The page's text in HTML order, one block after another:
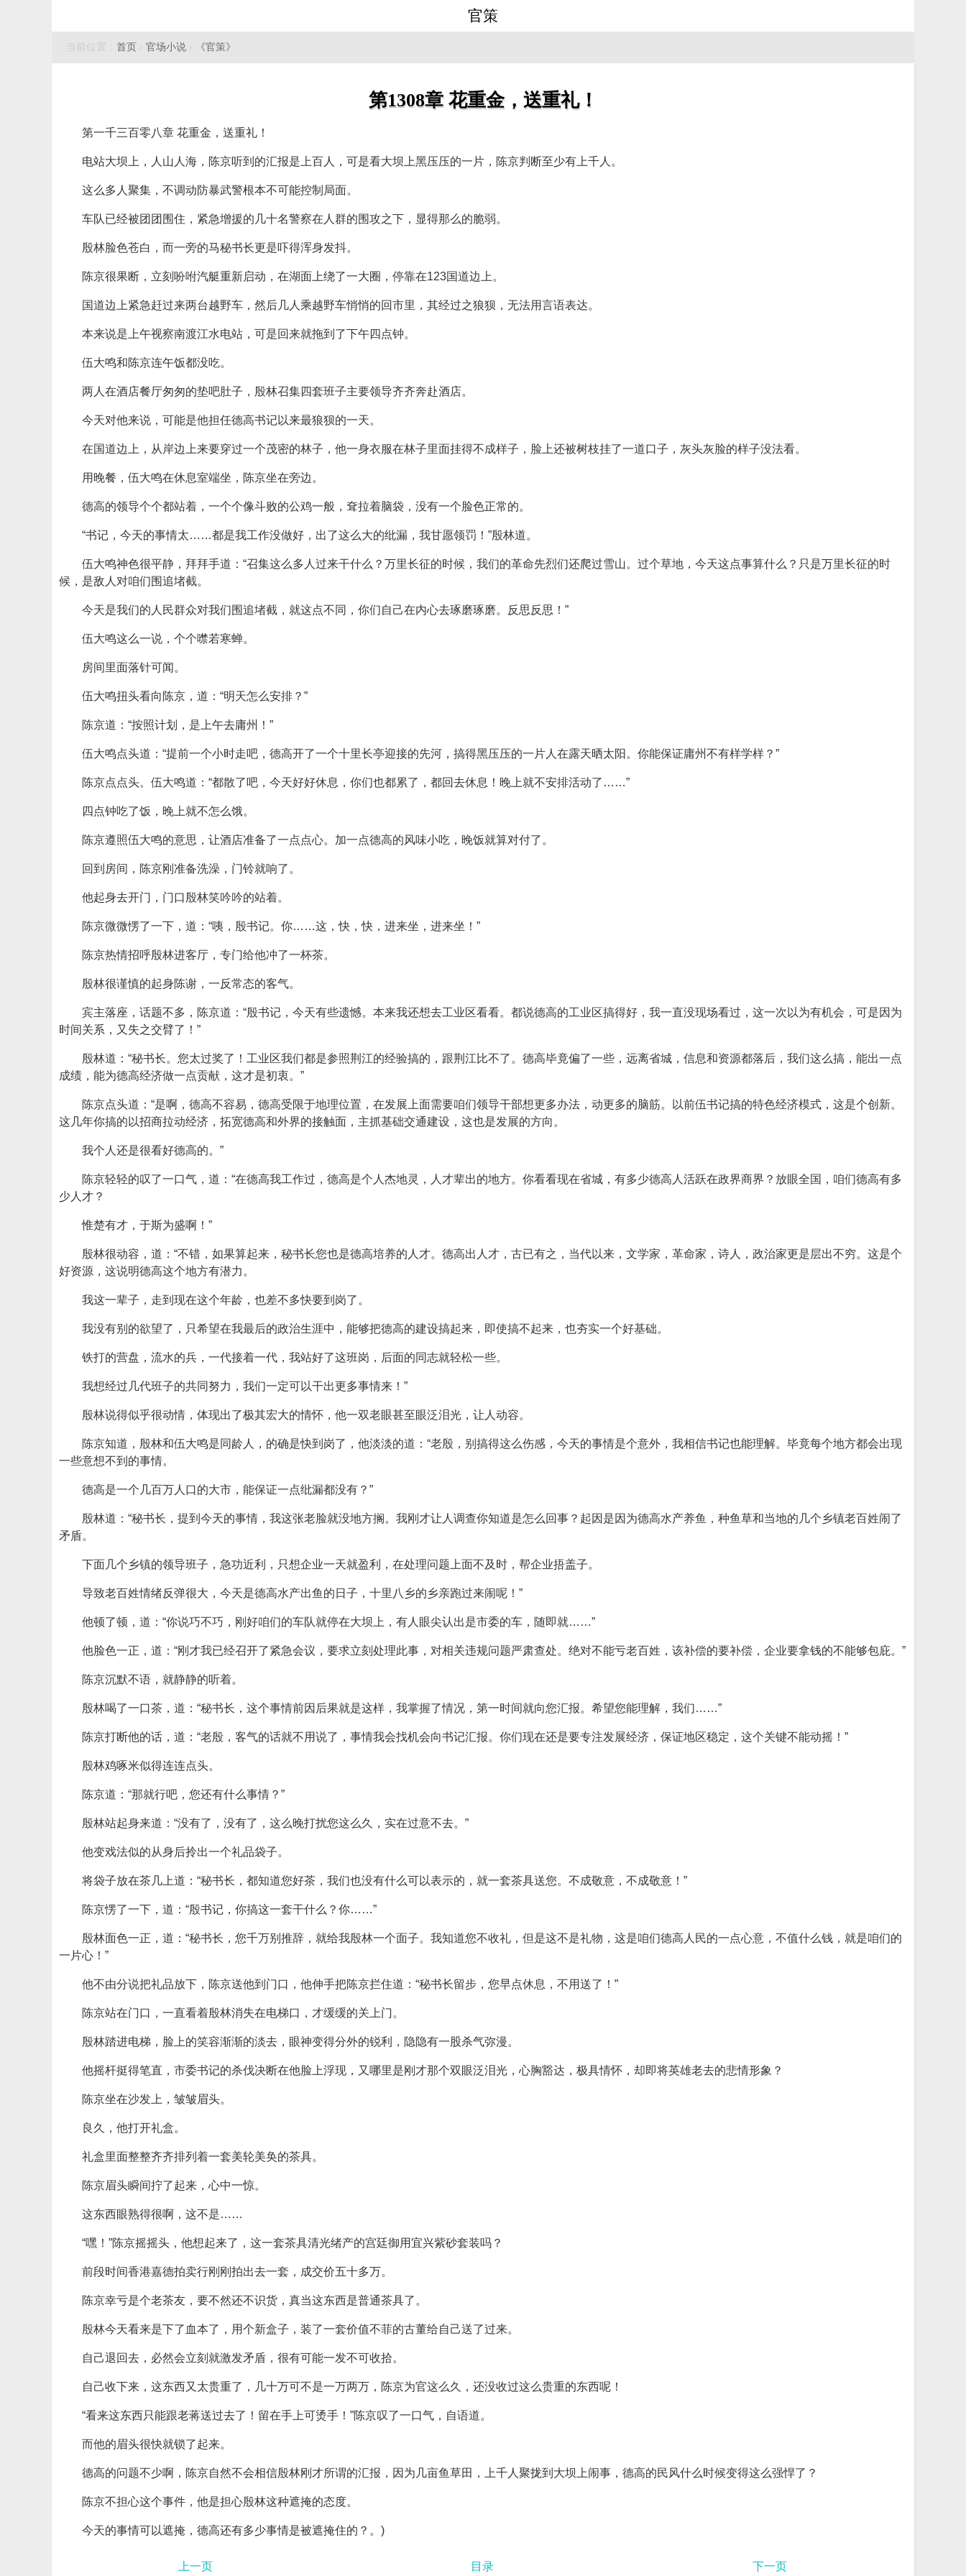
官策
当前位置： 首页 › 官场小说 › 《官策》
第1308章 花重金，送重礼！
第一千三百零八章 花重金，送重礼！
电站大坝上，人山人海，陈京听到的汇报是上百人，可是看大坝上黑压压的一片，陈京判断至少有上千人。
这么多人聚集，不调动防暴武警根本不可能控制局面。
车队已经被团团围住，紧急增援的几十名警察在人群的围攻之下，显得那么的脆弱。
殷林脸色苍白，而一旁的马秘书长更是吓得浑身发抖。
陈京很果断，立刻吩咐汽艇重新启动，在湖面上绕了一大圈，停靠在123国道边上。
国道边上紧急赶过来两台越野车，然后几人乘越野车悄悄的回市里，其经过之狼狈，无法用言语表达。
本来说是上午视察南渡江水电站，可是回来就拖到了下午四点钟。
伍大鸣和陈京连午饭都没吃。
两人在酒店餐厅匆匆的垫吧肚子，殷林召集四套班子主要领导齐齐奔赴酒店。
今天对他来说，可能是他担任德高书记以来最狼狈的一天。
在国道边上，从岸边上来要穿过一个茂密的林子，他一身衣服在林子里面挂得不成样子，脸上还被树枝挂了一道口子，灰头灰脸的样子没法看。
用晚餐，伍大鸣在休息室端坐，陈京坐在旁边。
德高的领导个个都站着，一个个像斗败的公鸡一般，耷拉着脑袋，没有一个脸色正常的。
“书记，今天的事情太……都是我工作没做好，出了这么大的纰漏，我甘愿领罚！”殷林道。
伍大鸣神色很平静，拜拜手道：“召集这么多人过来干什么？万里长征的时候，我们的革命先烈们还爬过雪山。过个草地，今天这点事算什么？只是万里长征的时
候，是敌人对咱们围追堵截。
今天是我们的人民群众对我们围追堵截，就这点不同，你们自己在内心去琢磨琢磨。反思反思！”
伍大鸣这么一说，个个噤若寒蝉。
房间里面落针可闻。
伍大鸣扭头看向陈京，道：“明天怎么安排？”
陈京道：“按照计划，是上午去庸州！”
伍大鸣点头道：“提前一个小时走吧，德高开了一个十里长亭迎接的先河，搞得黑压压的一片人在露天晒太阳。你能保证庸州不有样学样？”
陈京点点头。伍大鸣道：“都散了吧，今天好好休息，你们也都累了，都回去休息！晚上就不安排活动了……”
四点钟吃了饭，晚上就不怎么饿。
陈京遵照伍大鸣的意思，让酒店准备了一点点心。加一点德高的风味小吃，晚饭就算对付了。
回到房间，陈京刚准备洗澡，门铃就响了。
他起身去开门，门口殷林笑吟吟的站着。
陈京微微愣了一下，道：“咦，殷书记。你……这，快，快，进来坐，进来坐！”
陈京热情招呼殷林进客厅，专门给他冲了一杯茶。
殷林很谨慎的起身陈谢，一反常态的客气。
宾主落座，话题不多，陈京道：“殷书记，今天有些遗憾。本来我还想去工业区看看。都说德高的工业区搞得好，我一直没现场看过，这一次以为有机会，可是因为
时间关系，又失之交臂了！”
殷林道：“秘书长。您太过奖了！工业区我们都是参照荆江的经验搞的，跟荆江比不了。德高毕竟偏了一些，远离省城，信息和资源都落后，我们这么搞，能出一点
成绩，能为德高经济做一点贡献，这才是初衷。”
陈京点头道：“是啊，德高不容易，德高受限于地理位置，在发展上面需要咱们领导干部想更多办法，动更多的脑筋。以前伍书记搞的特色经济模式，这是个创新。
这几年你搞的以招商拉动经济，拓宽德高和外界的接触面，主抓基础交通建设，这也是发展的方向。
我个人还是很看好德高的。”
陈京轻轻的叹了一口气，道：“在德高我工作过，德高是个人杰地灵，人才辈出的地方。你看看现在省城，有多少德高人活跃在政界商界？放眼全国，咱们德高有多
少人才？
惟楚有才，于斯为盛啊！”
殷林很动容，道：“不错，如果算起来，秘书长您也是德高培养的人才。德高出人才，古已有之，当代以来，文学家，革命家，诗人，政治家更是层出不穷。这是个
好资源，这说明德高这个地方有潜力。
我这一辈子，走到现在这个年龄，也差不多快要到岗了。
我没有别的欲望了，只希望在我最后的政治生涯中，能够把德高的建设搞起来，即使搞不起来，也夯实一个好基础。
铁打的营盘，流水的兵，一代接着一代，我站好了这班岗，后面的同志就轻松一些。
我想经过几代班子的共同努力，我们一定可以干出更多事情来！”
殷林说得似乎很动情，体现出了极其宏大的情怀，他一双老眼甚至眼泛泪光，让人动容。
陈京知道，殷林和伍大鸣是同龄人，的确是快到岗了，他淡淡的道：“老殷，别搞得这么伤感，今天的事情是个意外，我相信书记也能理解。毕竟每个地方都会出现
一些意想不到的事情。
德高是一个几百万人口的大市，能保证一点纰漏都没有？”
殷林道：“秘书长，提到今天的事情，我这张老脸就没地方搁。我刚才让人调查你知道是怎么回事？起因是因为德高水产养鱼，种鱼草和当地的几个乡镇老百姓闹了
矛盾。
下面几个乡镇的领导班子，急功近利，只想企业一天就盈利，在处理问题上面不及时，帮企业捂盖子。
导致老百姓情绪反弹很大，今天是德高水产出鱼的日子，十里八乡的乡亲跑过来闹呢！”
他顿了顿，道：“你说巧不巧，刚好咱们的车队就停在大坝上，有人眼尖认出是市委的车，随即就……”
他脸色一正，道：“刚才我已经召开了紧急会议，要求立刻处理此事，对相关违规问题严肃查处。绝对不能亏老百姓，该补偿的要补偿，企业要拿钱的不能够包庇。”
陈京沉默不语，就静静的听着。
殷林喝了一口茶，道：“秘书长，这个事情前因后果就是这样，我掌握了情况，第一时间就向您汇报。希望您能理解，我们……”
陈京打断他的话，道：“老殷，客气的话就不用说了，事情我会找机会向书记汇报。你们现在还是要专注发展经济，保证地区稳定，这个关键不能动摇！”
殷林鸡啄米似得连连点头。
陈京道：“那就行吧，您还有什么事情？”
殷林站起身来道：“没有了，没有了，这么晚打扰您这么久，实在过意不去。”
他变戏法似的从身后拎出一个礼品袋子。
将袋子放在茶几上道：“秘书长，都知道您好茶，我们也没有什么可以表示的，就一套茶具送您。不成敬意，不成敬意！”
陈京愣了一下，道：“殷书记，你搞这一套干什么？你……”
殷林面色一正，道：“秘书长，您千万别推辞，就给我殷林一个面子。我知道您不收礼，但是这不是礼物，这是咱们德高人民的一点心意，不值什么钱，就是咱们的
一片心！”
他不由分说把礼品放下，陈京送他到门口，他伸手把陈京拦住道：“秘书长留步，您早点休息，不用送了！”
陈京站在门口，一直看着殷林消失在电梯口，才缓缓的关上门。
殷林踏进电梯，脸上的笑容渐渐的淡去，眼神变得分外的锐利，隐隐有一股杀气弥漫。
他摇杆挺得笔直，市委书记的杀伐决断在他脸上浮现，又哪里是刚才那个双眼泛泪光，心胸豁达，极具情怀，却即将英雄老去的悲情形象？
陈京坐在沙发上，皱皱眉头。
良久，他打开礼盒。
礼盒里面整整齐齐排列着一套美轮美奂的茶具。
陈京眉头瞬间拧了起来，心中一惊。
这东西眼熟得很啊，这不是……
“嘿！”陈京摇摇头，他想起来了，这一套茶具清光绪产的宫廷御用宜兴紫砂套装吗？
前段时间香港嘉德拍卖行刚刚拍出去一套，成交价五十多万。
陈京幸亏是个老茶友，要不然还不识货，真当这东西是普通茶具了。
殷林今天看来是下了血本了，用个新盒子，装了一套价值不菲的古董给自己送了过来。
自己退回去，必然会立刻就激发矛盾，很有可能一发不可收拾。
自己收下来，这东西又太贵重了，几十万可不是一万两万，陈京为官这么久，还没收过这么贵重的东西呢！
“看来这东西只能跟老蒋送过去了！留在手上可烫手！”陈京叹了一口气，自语道。
而他的眉头很快就锁了起来。
德高的问题不少啊，陈京自然不会相信殷林刚才所谓的汇报，因为几亩鱼草田，上千人聚拢到大坝上闹事，德高的民风什么时候变得这么强悍了？
陈京不担心这个事件，他是担心殷林这种遮掩的态度。
今天的事情可以遮掩，德高还有多少事情是被遮掩住的？。)
上一页 目录 下一页